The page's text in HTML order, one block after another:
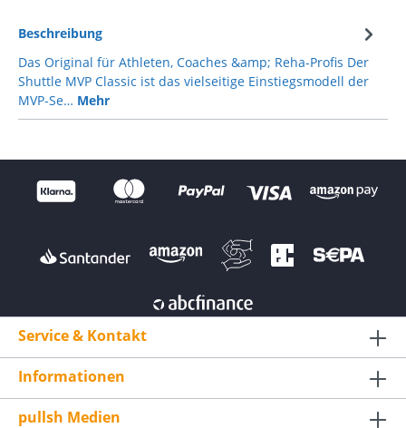
Beschreibung
Das Original für Athleten, Coaches &amp; Reha-Profis Der
Shuttle MVP Classic ist das vielseitige Einstiegsmodell der
MVP-Se… Mehr
Service & Kontakt
Informationen
pullsh Medien